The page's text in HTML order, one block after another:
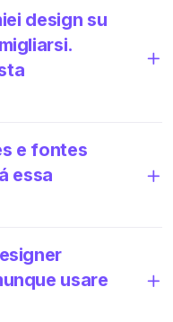
design su
e fontes
essa
usare